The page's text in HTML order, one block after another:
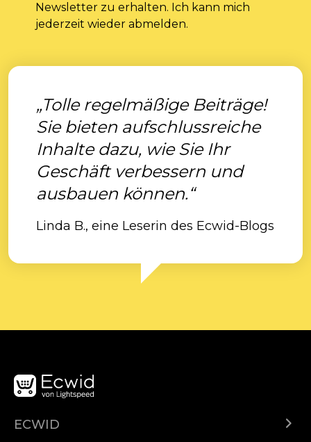
Newsletter zu erhalten. Ich kann mich
jederzeit wieder abmelden.
„Tolle regelmäßige Beiträge!
Sie bieten aufschlussreiche
Inhalte dazu, wie Sie Ihr
Geschäft verbessern und
ausbauen können.“
Linda B., eine Leserin des Ecwid-Blogs
ECWID